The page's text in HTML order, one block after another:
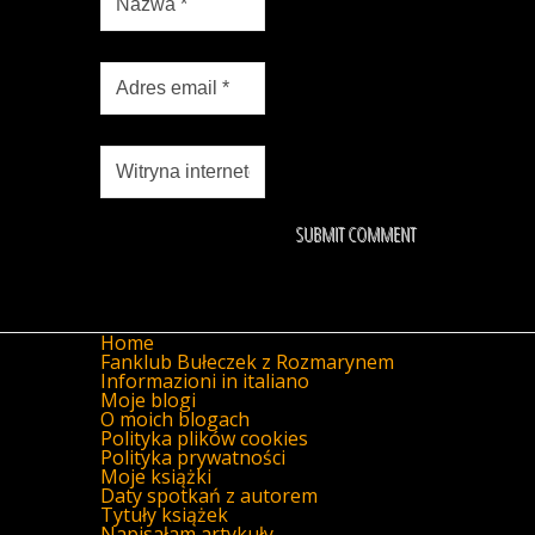
Home
Fanklub Bułeczek z Rozmarynem
Informazioni in italiano
Moje blogi
O moich blogach
Polityka plików cookies
Polityka prywatności
Moje książki
Daty spotkań z autorem
Tytuły książek